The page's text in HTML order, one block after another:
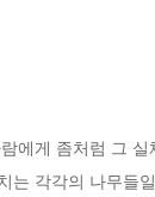
에게 좀처럼 그
는 각각의 나무들